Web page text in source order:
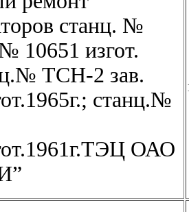
станц. №
10651 изгот.
ТСН-2 зав.
станц.№
ОАО